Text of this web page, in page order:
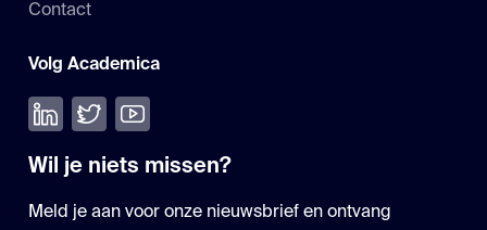
Contact
Volg Academica
Volg ons op LinkedIn
Volg ons op Twitter
Bekijk onze YouTube
Wil je niets missen?
Meld je aan voor onze nieuwsbrief en ontvang